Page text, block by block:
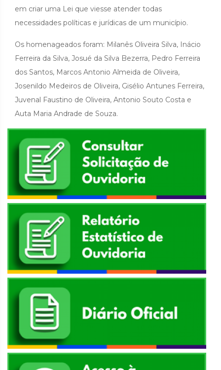
em criar uma Lei que viesse atender todas
necessidades políticas e jurídicas de um município.
Os homenageados foram: Milanês Oliveira Silva, Inácio
Ferreira da Silva, Josué da Silva Bezerra, Pedro Ferreira
dos Santos, Marcos Antonio Almeida de Oliveira,
Josenildo Medeiros de Oliveira, Gisélio Antunes Ferreira,
Juvenal Faustino de Oliveira, Antonio Souto Costa e
Auta Maria Andrade de Souza.